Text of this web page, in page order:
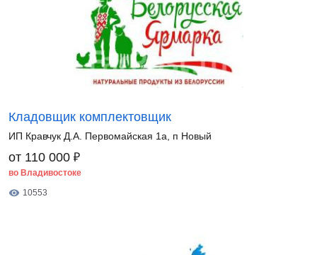
Кладовщик комплектовщик
ИП Кравчук Д.А. Первомайская 1а, п Новый
от 110 000 ₽
во Владивостоке
10553